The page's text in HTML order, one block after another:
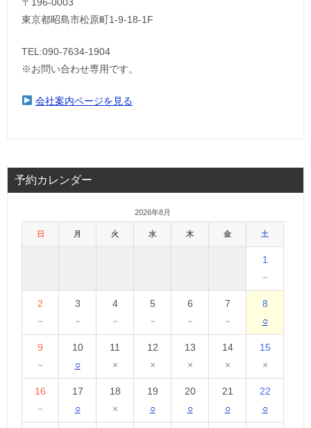
東京都昭島市松原町1-9‐18‐1F
TEL:090-7634-1904
※お問い合わせ専用です。
会社案内ページを見る
予約カレンダー
2026年8月
日 月 火 水 木 金 土
1
－
2
－
3
－
4
－
5
－
6
－
7
－
8
○
9
－
10
○
11
×
12
×
13
×
14
×
15
×
16
－
17
○
18
×
19
○
20
○
21
○
22
○